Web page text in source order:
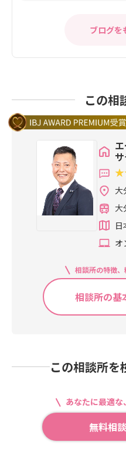
ブログを
この相
大
大
オ
相談所の特徴
相談所の基
この相談所を
あなたに最適
無料相